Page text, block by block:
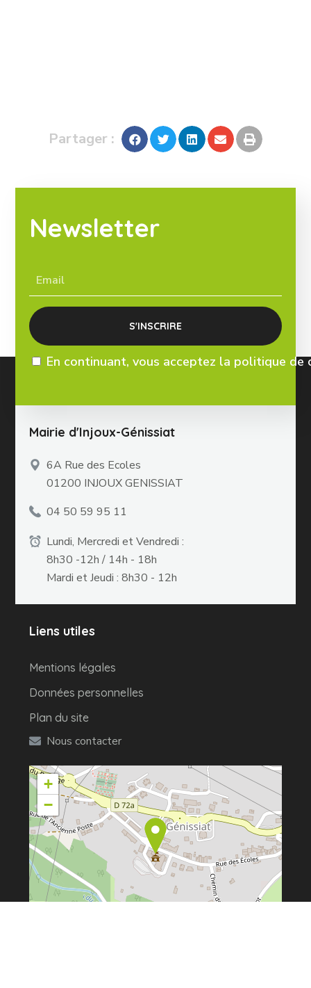
Partager :
Newsletter
En continuant, vous acceptez la politique
Mairie d'Injoux-Génissiat
6A Rue des Ecoles
01200 INJOUX GENISSIAT
04 50 59 95 11
Lundi, Mercredi et Vendredi :
8h30 -12h / 14h - 18h
Mardi et Jeudi : 8h30 - 12h
Liens utiles
Mentions légales
Données personnelles
Plan du site
Nous contacter
+
−